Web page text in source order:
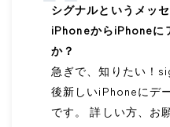
シグナルというメッ
iPhoneからiPhoneに
か？
急ぎで、知りたい！
後新しいiPhoneにデ
です。 詳しい方、お